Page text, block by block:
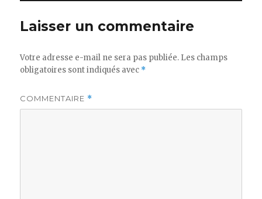
Laisser un commentaire
Votre adresse e-mail ne sera pas publiée. Les champs
obligatoires sont indiqués avec *
COMMENTAIRE *